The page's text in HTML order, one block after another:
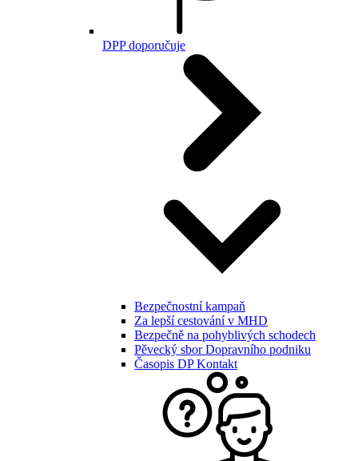
DPP doporučuje
Bezpečnostní kampaň
Za lepší cestování v MHD
Bezpečně na pohyblivých schodech
Pěvecký sbor Dopravního podniku
Časopis DP Kontakt